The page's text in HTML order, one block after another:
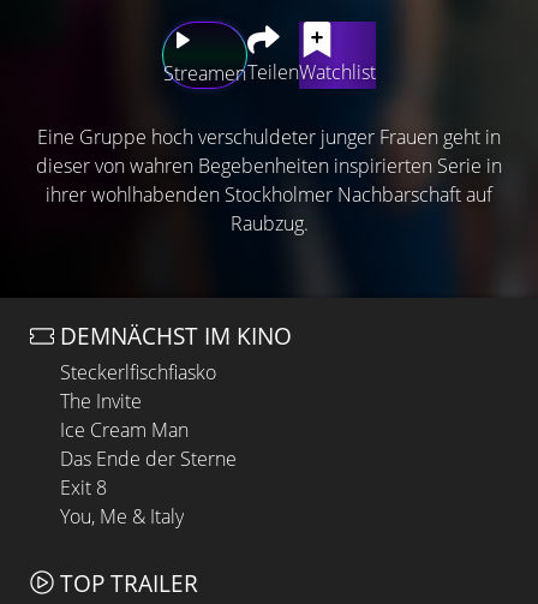
StreamenTeilenWatchlist
Eine Gruppe hoch verschuldeter junger Frauen geht in
dieser von wahren Begebenheiten inspirierten Serie in
ihrer wohlhabenden Stockholmer Nachbarschaft auf
Raubzug.
DEMNÄCHST IM KINO
Steckerlfischfiasko
The Invite
Ice Cream Man
Das Ende der Sterne
Exit 8
You, Me & Italy
TOP TRAILER